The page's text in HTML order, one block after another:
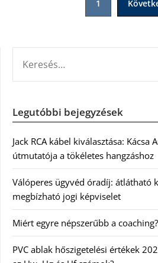
1
Legutóbbi bejegyzések
Jack RCA kábel kiválasztása: Kácsa
útmutatója a tökéletes hangzáshoz
Válóperes ügyvéd óradíj: átlátható
megbízható jogi képviselet
Miért egyre népszerűbb a coaching?
PVC ablak hőszigetelési értékek